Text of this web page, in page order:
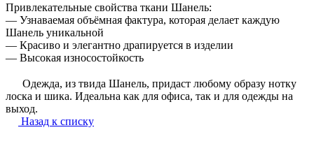
Привлекательные свойства ткани Шанель:
— Узнаваемая объёмная фактура, которая делает каждую
Шанель уникальной
— Красиво и элегантно драпируется в изделии
— Высокая износостойкость
⠀⠀Одежда, из твида Шанель, придаст любому образу нотку
лоска и шика. Идеальна как для офиса, так и для одежды на
выход.
Назад к списку